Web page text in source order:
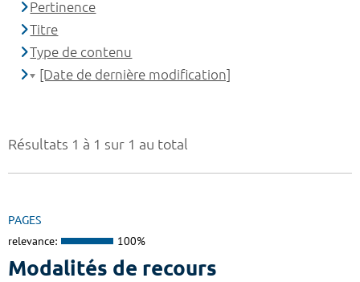
Résultats 1 à 1 sur 1 au total
PAGES
relevance: 100%
Modalités de recours
Pertinence
Titre
Type de contenu
[Date de dernière modification]